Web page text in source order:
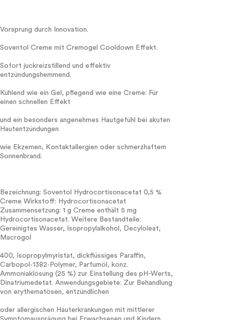
Vorsprung durch Innovation.
Soventol Creme mit Cremogel Cooldown Effekt.
Sofort juckreizstillend und effektiv
entzündungshemmend.
Kühlend wie ein Gel, pflegend wie eine Creme: Für
einen schnellen Effekt
und ein besonders angenehmes Hautgefühl bei akuten
Hautentzündungen
wie Ekzemen, Kontaktallergien oder schmerzhaftem
Sonnenbrand.
Bezeichnung: Soventol Hydrocortisonacetat 0,5 %
Creme Wirkstoff: Hydrocortisonacetat
Zusammensetzung: 1 g Creme enthält 5 mg
Hydrocortisonacetat. Weitere Bestandteile:
Gereinigtes Wasser, Isopropylalkohol, Decyloleat,
Macrogol
400, Isopropylmyristat, dickflüssiges Paraffin,
Carbopol‑1382‑Polymer, Parfumöl, konz.
Ammoniaklösung (25 %) zur Einstellung des pH-Werts,
Dinatriumedetat. Anwendungsgebiete: Zur Behandlung
von erythematösen, entzündlichen
oder allergischen Hauterkrankungen mit mittlerer